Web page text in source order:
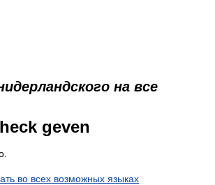
на все
geven
во всех возможных языках